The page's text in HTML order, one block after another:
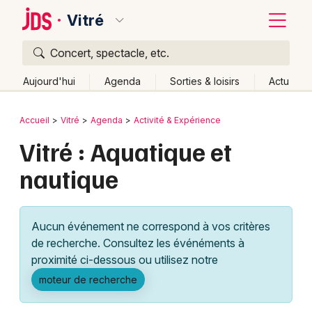
Vitré
Concert, spectacle, etc.
Aujourd'hui Agenda Sorties & loisirs Actu
Publier un événement
Grands événements
Activité & Expérience
Manifestations
Foires & salons
Bordeaux
Colmar
Lille
Lyon
Marseille
Mulhouse
Retour
Accueil Vitré Agenda Activité & Expérience
Vitré : Aquatique et
nautique
Aucun événement ne correspond à vos critères
de recherche. Consultez les événéments à
proximité ci-dessous ou utilisez notre
moteur de recherche
Quoi ?
Où ?
Partout
Près de moi Changer de lieu
Quand ?
Aujourd'hui
Demain Ce week-end Autre